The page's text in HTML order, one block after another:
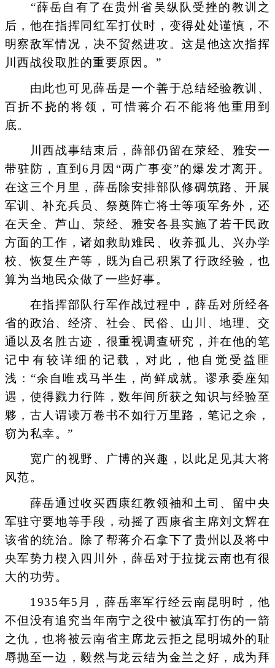
“薛岳自有了在贵州省吴纵队受挫的教训之
后，他在指挥同红军打仗时，变得处处谨慎，不
明察敌军情况，决不贸然进攻。这是他这次指挥
川西战役取胜的重要原因。”
由此也可见薛岳是一个善于总结经验教训、
百折不挠的将领，可惜蒋介石不能将他重用到
底。
川西战事结束后，薛部仍留在荥经、雅安一
带驻防，直到6月因“两广事变”的爆发才离开。
在这三个月里，薛岳除安排部队修碉筑路、开展
军训、补充兵员、祭奠阵亡将士等项军务外，还
在天全、芦山、荥经、雅安各县实施了若干民政
方面的工作，诸如救助难民、收养孤儿、兴办学
校、恢复生产等，既为自己积累了行政经验，也
算为当地民众做了一些好事。
在指挥部队行军作战过程中，薛岳对所经各
省的政治、经济、社会、民俗、山川、地理、交
通以及名胜古迹，很重视调查研究，并在他的笔
记中有较详细的记载，对此，他自觉受益匪
浅：“余自唯戎马半生，尚鲜成就。谬承委座知
遇，使得戮力行阵，数年间所获之知识与经验至
夥，古人谓读万卷书不如行万里路，笔记之余，
窃为私幸。”
宽广的视野、广博的兴趣，以此足见其大将
风范。
薛岳通过收买西康红教领袖和土司、留中央
军驻守要地等手段，动摇了西康省主席刘文辉在
该省的统治。除了帮蒋介石拿下了贵州以及将中
央军势力楔入四川外，薛岳对于拉拢云南也有很
大的功劳。
1935年5月，薛岳率军行经云南昆明时，他
不但没有追究当年南宁之役中被滇军打伤的一箭
之仇，也将被云南省主席龙云拒之昆明城外的耻
辱抛至一边，毅然与龙云结为金兰之好，成为拜